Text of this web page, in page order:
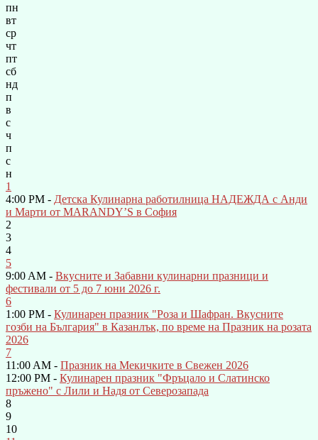
пн
вт
ср
чт
пт
сб
нд
п
в
с
ч
п
с
н
1
4:00 PM - Детска Кулинарна работилница НАДЕЖДА с Анди
и Марти от MARANDY’S в София
2
3
4
5
9:00 AM - Вкусните и Забавни кулинарни празници и
фестивали от 5 до 7 юни 2026 г.
6
1:00 PM - Кулинарен празник "Роза и Шафран. Вкусните
гозби на България" в Казанлък, по време на Празник на розата
2026
7
11:00 AM - Празник на Мекичките в Свежен 2026
12:00 PM - Кулинарен празник "Фръцало и Слатинско
пръжено" с Лили и Надя от Северозапада
8
9
10